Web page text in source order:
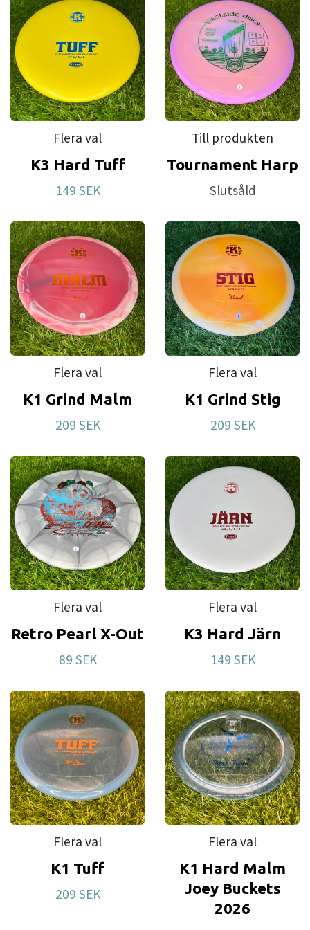
Flera val
K3 Hard Tuff
149 SEK
Till produkten
Tournament Harp
Slutsåld
Flera val
K1 Grind Malm
209 SEK
Flera val
K1 Grind Stig
209 SEK
Flera val
Retro Pearl X-Out
89 SEK
Flera val
K3 Hard Järn
149 SEK
Flera val
K1 Tuff
209 SEK
Flera val
K1 Hard Malm
Joey Buckets
2026